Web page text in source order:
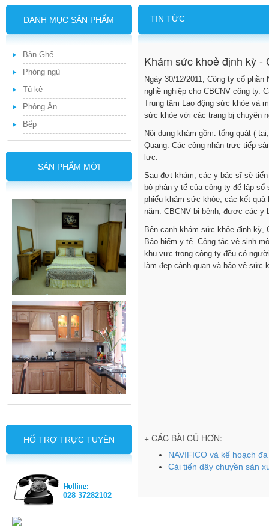
DANH MỤC SẢN PHẨM
Bàn Ghế
Phòng ngủ
Tủ kệ
Phòng Ăn
Bếp
SẢN PHẨM MỚI
HỔ TRỢ TRỰC TUYẾN
028 37282102
TIN TỨC
Khám sức khoẻ định kỳ -
Ngày 30/12/2011, Công ty cổ
nghề nghiệp cho CBCNV công ty.
Trung tâm Lao động sức khỏe và
sức khỏe với các trang bị chuyên
Nội dung khám gồm: tổng quát (
Quang. Các công nhân trực tiếp
lực.
Sau đợt khám, các y bác sĩ sẽ
bộ phận y tế của công ty để lập
phiếu khám sức khỏe, các kết
năm. CBCNV bị bệnh, được các
Bên cạnh khám sức khỏe định kỳ,
Bảo hiểm y tế. Công tác vệ sinh
khu vực trong công ty đều có
làm đẹp cảnh quan và bảo vệ sức
+ CÁC BÀI CŨ HƠN:
NAVIFICO và kế hoạch
Cải tiến dây chuyền sản